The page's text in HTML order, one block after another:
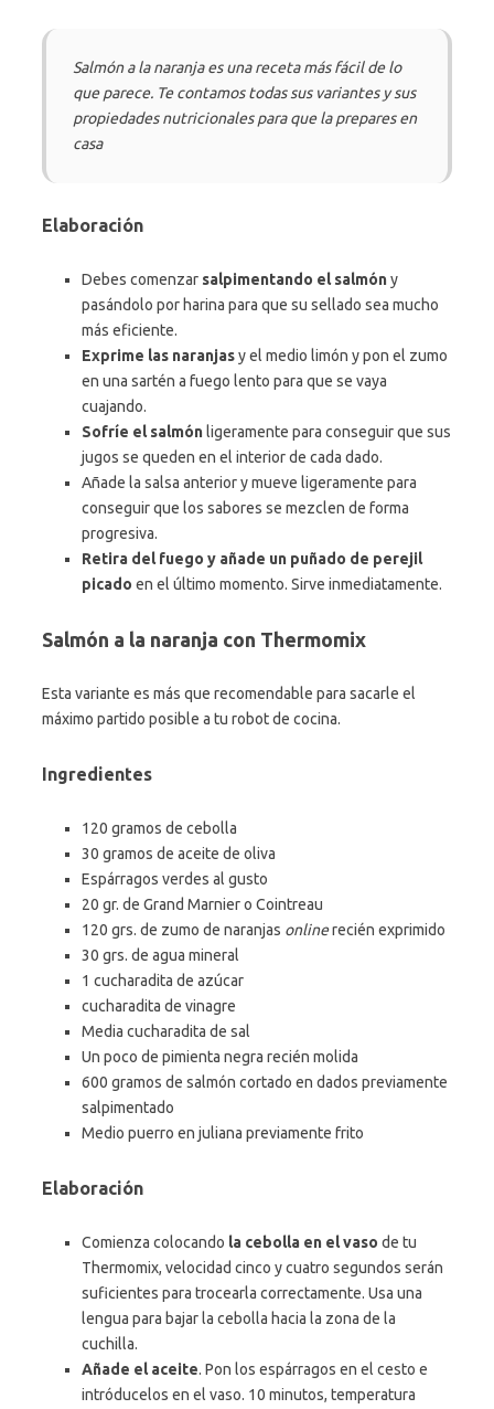
Salmón a la naranja es una receta más fácil de lo
que parece. Te contamos todas sus variantes y sus
propiedades nutricionales para que la prepares en
casa
Elaboración
Debes comenzar salpimentando el salmóny
pasándolo por harina para que su sellado sea mucho
más eficiente.
Exprime las naranjasy el medio limón y pon el zumo
en una sartén a fuego lento para que se vaya
cuajando.
Sofríe el salmón ligeramente para conseguir que sus
jugos se queden en el interior de cada dado.
Añade la salsa anterior y mueve ligeramente para
conseguir que los sabores se mezclen de forma
progresiva.
Retira del fuego y añade un puñado de perejil
picado en el último momento. Sirve inmediatamente.
Salmón a la naranja con Thermomix
Esta variante es más que recomendable para sacarle el
máximo partido posible a tu robot de cocina.
Ingredientes
120 gramos de cebolla
30 gramos de aceite de oliva
Espárragos verdes al gusto
20 gr. de Grand Marnier o Cointreau
120 grs. de zumo de naranjas onlinerecién exprimido
30 grs. de agua mineral
1 cucharadita de azúcar
cucharadita de vinagre
Media cucharadita de sal
Un poco de pimienta negra recién molida
600 gramos de salmón cortado en dados previamente
salpimentado
Medio puerro en juliana previamente frito
Elaboración
Comienza colocando la cebolla en el vaso de tu
Thermomix, velocidad cinco y cuatro segundos serán
suficientes para trocearla correctamente. Usa una
lengua para bajar la cebolla hacia la zona de la
cuchilla.
Añade el aceite. Pon los espárragos en el cesto e
intróducelos en el vaso. 10 minutos, temperatura